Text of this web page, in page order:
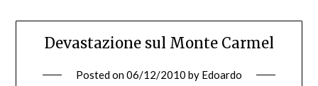
Devastazione sul Monte Carmel
Posted on06/12/2010 by Edoardo